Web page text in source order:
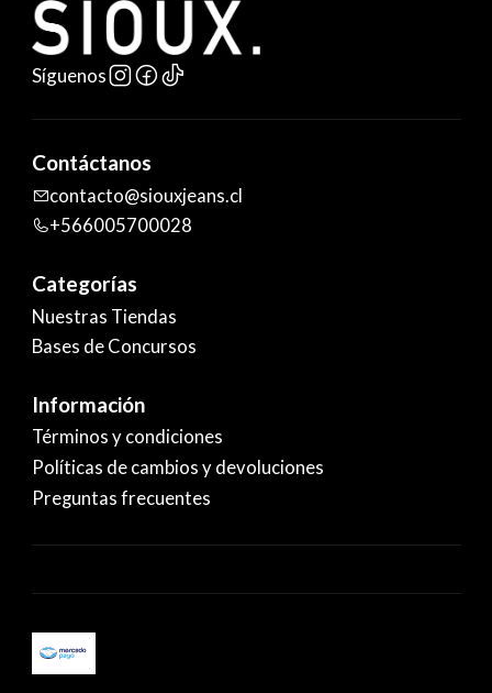
Síguenos
Contáctanos
contacto@siouxjeans.cl
+566005700028
Categorías
Nuestras Tiendas
Bases de Concursos
Información
Términos y condiciones
Políticas de cambios y devoluciones
Preguntas frecuentes